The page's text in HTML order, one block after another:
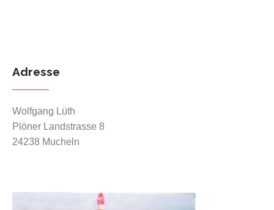
Adresse
Wolfgang Lüth
Plöner Landstrasse 8
24238 Mucheln